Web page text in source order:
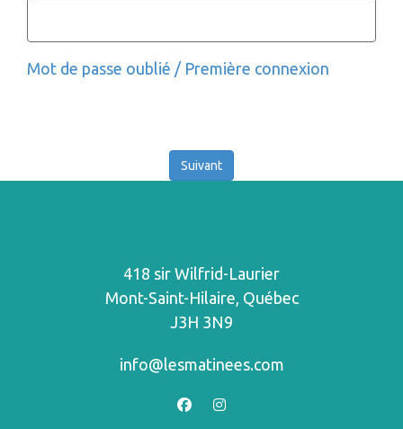
Mot de passe oublié / Première connexion
418 sir Wilfrid-Laurier
Mont-Saint-Hilaire, Québec
J3H 3N9
info@lesmatinees.com
facebookinstagram